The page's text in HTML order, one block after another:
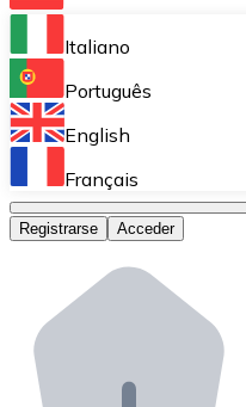
Bitnovo Ramp
Integra nuestra
Bitnovo Giftcards
Bitnovo OTC
Bitnovo ATM
Integra un ATM
Bitnovo API
Italiano
Português
English
Français
Registrarse Acceder